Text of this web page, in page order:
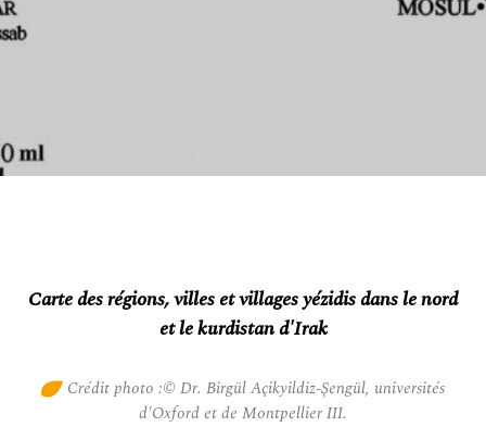
Carte des régions, villes et villages yézidis dans le nord
et le kurdistan d'Irak
Crédit photo :© Dr. Birgül Açikyildiz-Şengül, universités
d'Oxford et de Montpellier III.